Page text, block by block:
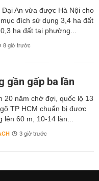
Đại An vừa được Hà Nội cho
đích sử dụng 3,4 ha đất
ha đất tại phường...
8 giờ trước
gần gấp ba lần
20 năm chờ đợi, quốc lộ 13
TP HCM chuẩn bị được
lên 60 m, 10-14 làn...
3 giờ trước